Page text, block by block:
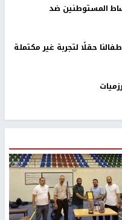
المستوطنين ضد
حقلًا لتجربة غير مكتملة